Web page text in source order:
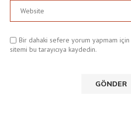
Bir dahaki sefere yorum yapmam için
sitemi bu tarayıcıya kaydedin.